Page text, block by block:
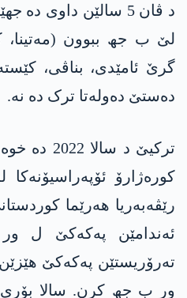
د ڤان 5 سالێن داوی
لێ ب جھ ببوون (مەتینا،
گرێ ئامێدی، بناڤی،
دەستێ دەولەتا ترک دە نە.
ترکیێ د
کورەژارۆ
رێڤەبەریا ھەرێما
ئەندامێن پەکەکێ ل
تەرۆریستێن پەکەکێ
ور ب جھ کرن. سالا بۆری